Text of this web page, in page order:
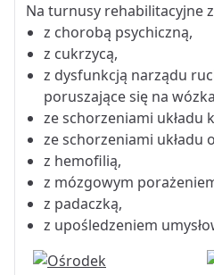
Na turnusy rehabilitacyjne
z chorobą psychiczną,
z cukrzycą,
z dysfunkcją narządu
poruszające się na
ze schorzeniami układu
ze schorzeniami układu
z hemofilią,
z mózgowym
z padaczką,
z upośledzeniem